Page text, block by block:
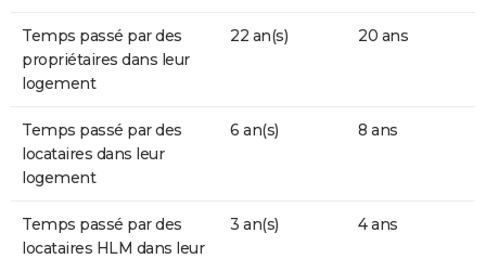
Temps passé par des
propriétaires dans leur
logement
22 an(s) 20 ans
Temps passé par des
locataires dans leur
logement
6 an(s) 8 ans
Temps passé par des
locataires HLM dans leur
3 an(s) 4 ans